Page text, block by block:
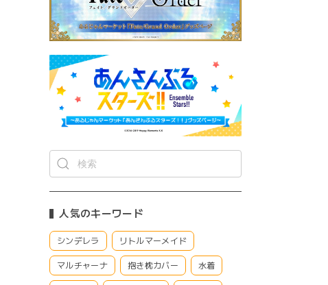
人気のキーワード
シンデレラ リトルマーメイド
マルチャーナ 抱き枕カバー 水着